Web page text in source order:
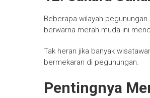
Beberapa wilayah
berwarna merah muda ini
Tak heran jika banyak
bermekaran di pegunungan.
Pentingnya